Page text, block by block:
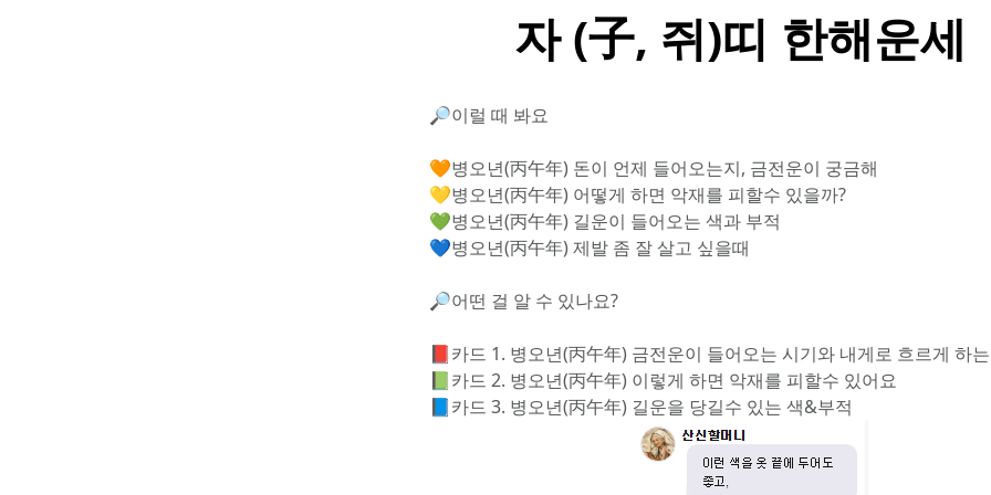
자 (子, 쥐)띠 한해운세
🔎이럴 때 봐요
🧡병오년(丙午年) 돈이 언제 들어오는지, 금전운이 궁금해
💛병오년(丙午年) 어떻게 하면 악재를 피할수 있을까?
💚병오년(丙午年) 길운이 들어오는 색과 부적
💙병오년(丙午年) 제발 좀 잘 살고 싶을때
🔎어떤 걸 알 수 있나요?
📕카드 1. 병오년(丙午年) 금전운이 들어오는 시기와 내게로 흐르게 하
📗카드 2. 병오년(丙午年) 이렇게 하면 악재를 피할수 있어요
📘카드 3. 병오년(丙午年) 길운을 당길수 있는 색&부적